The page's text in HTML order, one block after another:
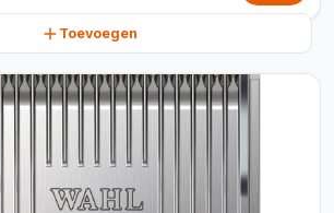
Toevoegen